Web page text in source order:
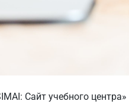
Сайт учебного центра»